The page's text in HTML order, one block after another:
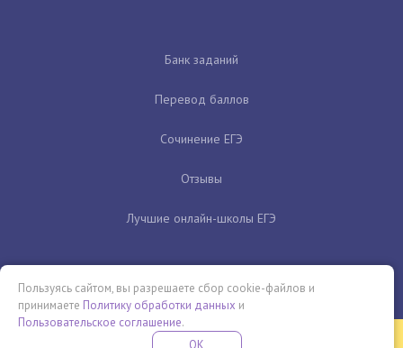
Банк заданий
Перевод баллов
Сочинение ЕГЭ
Отзывы
Лучшие онлайн-школы ЕГЭ
Бесплатная летняя школа
Пользуясь сайтом, вы разрешаете сбор cookie-файлов и
принимаете Политику обработки данных и
Пользовательское соглашение.
OK